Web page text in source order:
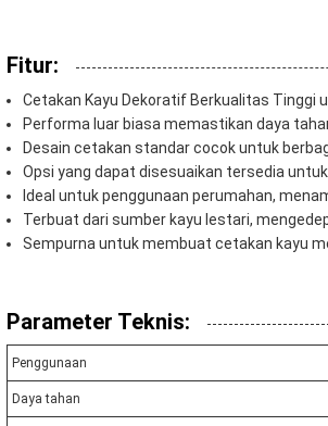
Fitur:
Cetakan Kayu Dekoratif Berkualitas
Performa luar biasa memastikan daya
Desain cetakan standar cocok untuk
Opsi yang dapat disesuaikan tersedia
Ideal untuk penggunaan perumahan,
Terbuat dari sumber kayu lestari,
Sempurna untuk membuat cetakan kayu
Parameter Teknis:
Penggunaan
Daya tahan